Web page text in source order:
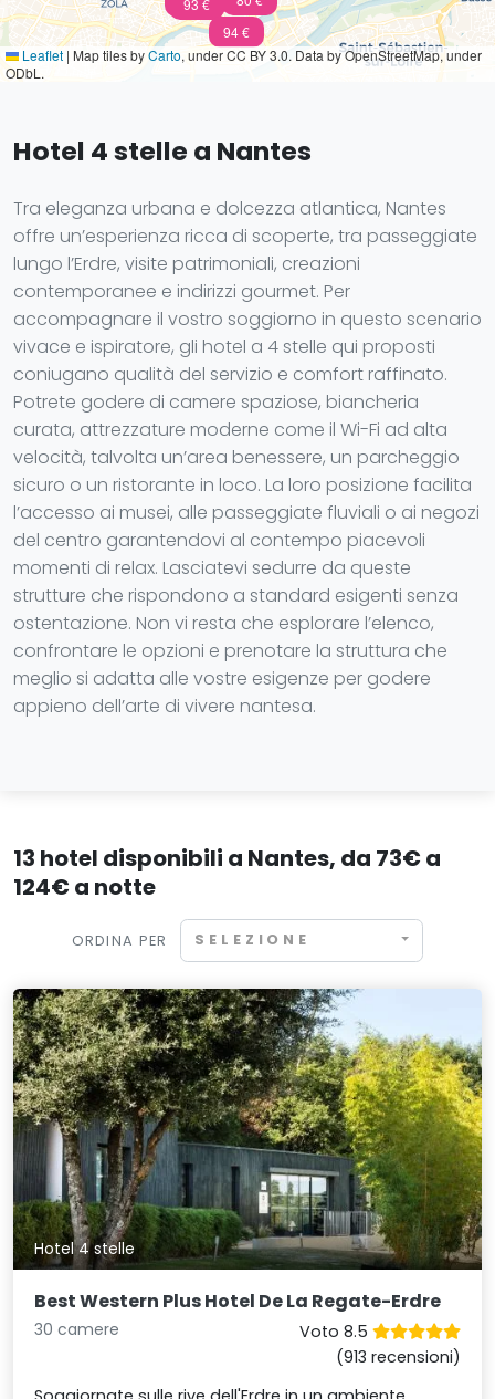
93 €
94 €
Leaflet | Map tiles byCarto, under CC BY 3.0. Data by OpenStreetMap, under
ODbL.
Hotel 4 stelle a Nantes
Tra eleganza urbana e dolcezza atlantica, Nantes
offre un’esperienza ricca di scoperte, tra passeggiate
lungo l’Erdre, visite patrimoniali, creazioni
contemporanee e indirizzi gourmet. Per
accompagnare il vostro soggiorno in questo scenario
vivace e ispiratore, gli hotel a 4 stelle qui proposti
coniugano qualità del servizio e comfort raffinato.
Potrete godere di camere spaziose, biancheria
curata, attrezzature moderne come il Wi-Fi ad alta
velocità, talvolta un’area benessere, un parcheggio
sicuro o un ristorante in loco. La loro posizione facilita
l’accesso ai musei, alle passeggiate fluviali o ai negozi
del centro garantendovi al contempo piacevoli
momenti di relax. Lasciatevi sedurre da queste
strutture che rispondono a standard esigenti senza
ostentazione. Non vi resta che esplorare l’elenco,
confrontare le opzioni e prenotare la struttura che
meglio si adatta alle vostre esigenze per godere
appieno dell’arte di vivere nantesa.
13 hotel disponibili a Nantes, da 73€ a
124€ a notte
ORDINA PER SELEZIONE
Hotel 4 stelle
Best Western Plus Hotel De La Regate-Erdre
30 camere
Voto 8.5
(913 recensioni)